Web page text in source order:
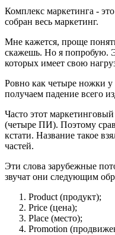
Комплекс маркетинга -
собран весь маркетинг.
Мне кажется, проще
скажешь. Но я попробую.
которых имеет свою
Ровно как четыре ножки
получаем падение всего
Часто этот
(четыре ПИ). Поэтому
кстати. Название такое
частей.
Эти слова зарубежные
звучат они следующим
Product (продукт);
Price (цена);
Place (место);
Promotion